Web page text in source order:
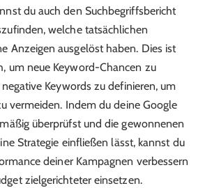
du auch den Suchbegriffsbericht
welche tatsächlichen
Anzeigen ausgelöst haben. Dies ist
um neue Keyword-Chancen zu
Keywords zu definieren, um
vermeiden. Indem du deine Google
überprüfst und die gewonnenen
Strategie einfließen lässt, kannst du
deiner Kampagnen verbessern
zielgerichteter einsetzen.